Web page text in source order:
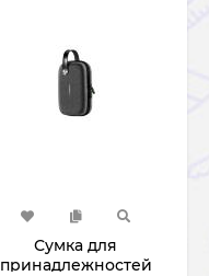
Сумка для
принадлежностей